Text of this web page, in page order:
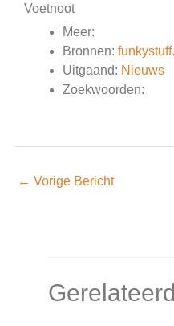
Voetnoot
Meer:
Bronnen:
Uitgaand: Nieuws
Zoekwoorden:
← Vorige Bericht